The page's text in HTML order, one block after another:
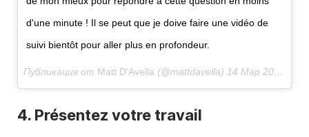
d'une minute ! Il se peut que je doive faire une vidéo de
suivi bientôt pour aller plus en profondeur.
Публикация от Matt D'Avella (@mattdavella) 14 Мар 2018 в 4:13 PDT.
4. Présentez votre travail